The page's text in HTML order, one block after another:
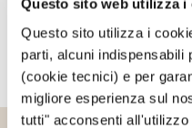
Questo sito web utilizza i
Questo sito utilizza i
parti, alcuni indispensabili
(cookie tecnici) e per
migliore esperienza sul
tutti" acconsenti